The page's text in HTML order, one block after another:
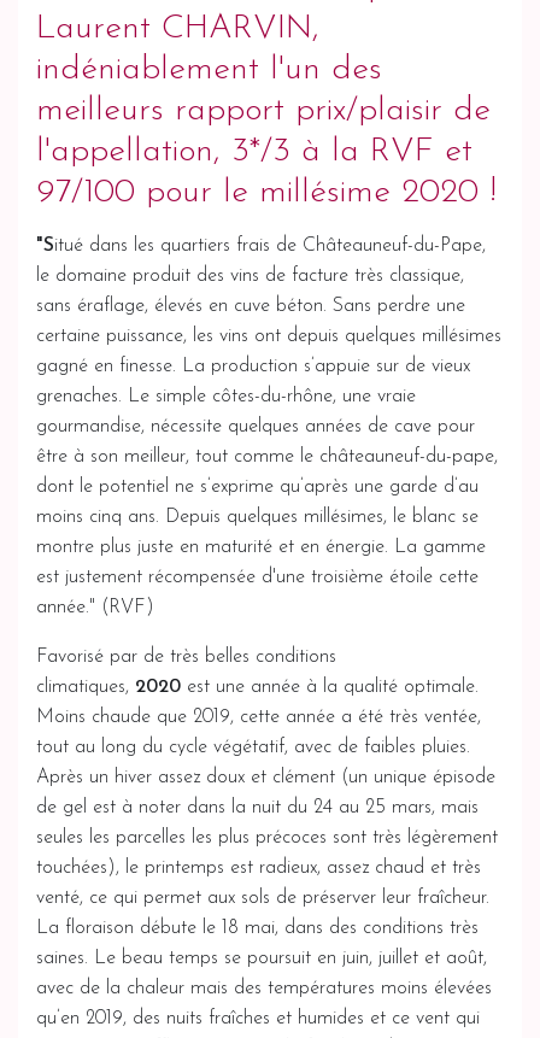
Laurent CHARVIN,
indéniablement l'un des
meilleurs rapport prix/plaisir de
l'appellation, 3*/3 à la RVF et
97/100 pour le millésime 2020 !
"Situé dans les quartiers frais de Châteauneuf-du-Pape,
le domaine produit des vins de facture très classique,
sans éraflage, élevés en cuve béton. Sans perdre une
certaine puissance, les vins ont depuis quelques millésimes
gagné en finesse. La production s’appuie sur de vieux
grenaches. Le simple côtes-du-rhône, une vraie
gourmandise, nécessite quelques années de cave pour
être à son meilleur, tout comme le châteauneuf-du-pape,
dont le potentiel ne s’exprime qu’après une garde d’au
moins cinq ans. Depuis quelques millésimes, le blanc se
montre plus juste en maturité et en énergie. La gamme
est justement récompensée d'une troisième étoile cette
année." (RVF)
Favorisé par de très belles conditions
climatiques, 2020 est une année à la qualité optimale.
Moins chaude que 2019, cette année a été très ventée,
tout au long du cycle végétatif, avec de faibles pluies.
Après un hiver assez doux et clément (un unique épisode
de gel est à noter dans la nuit du 24 au 25 mars, mais
seules les parcelles les plus précoces sont très légèrement
touchées), le printemps est radieux, assez chaud et très
venté, ce qui permet aux sols de préserver leur fraîcheur.
La floraison débute le 18 mai, dans des conditions très
saines. Le beau temps se poursuit en juin, juillet et août,
avec de la chaleur mais des températures moins élevées
qu’en 2019, des nuits fraîches et humides et ce vent qui